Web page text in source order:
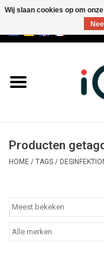
Merken
Producten
HOME / TAGS /
Wij slaan cookies op om
Nee